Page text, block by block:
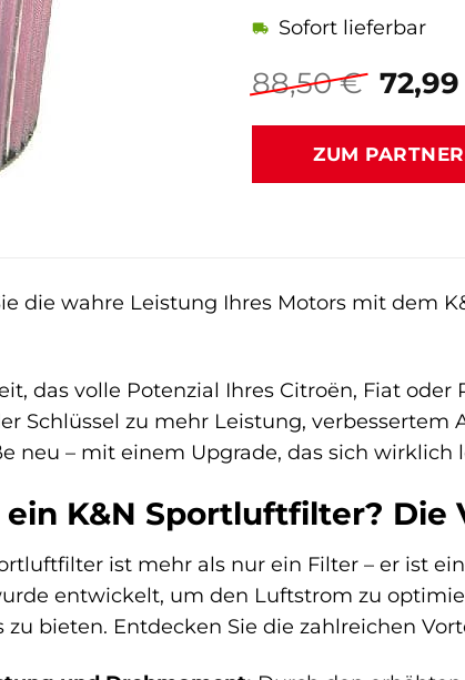
88,50€
war:
72,99
Sofort lieferbar
ZUM
die wahre Leistung Ihres Motors mit dem
das volle Potenzial Ihres Citroën, Fiat
Schlüssel zu mehr Leistung,
neu – mit einem Upgrade, das sich wirklich
K&N Sportluftfilter? Die
ist mehr als nur ein Filter – er ist
entwickelt, um den Luftstrom zu
zu bieten. Entdecken Sie die zahlreichen